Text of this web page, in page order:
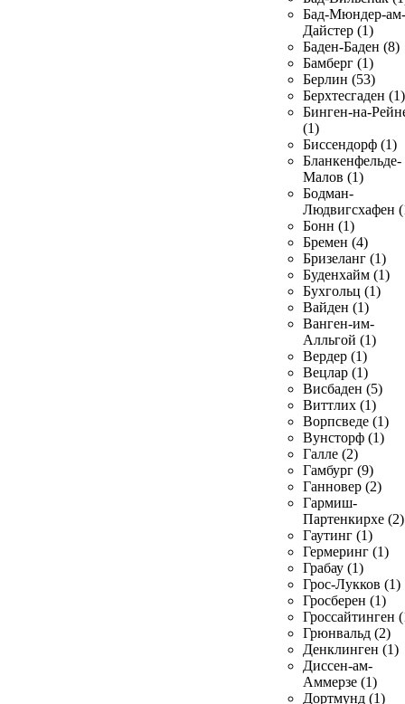
Бад-Мюндер-ам-
Дайстер (1)
Баден-Баден (8)
Бамберг (1)
Берлин (53)
Берхтесгаден (1)
Бинген-на-
(1)
Биссендорф (1)
Бланкенфельде-
Малов (1)
Бодман-
Людвигсхафен
Бонн (1)
Бремен (4)
Бризеланг (1)
Буденхайм (1)
Бухгольц (1)
Вайден (1)
Ванген-им-
Алльгой (1)
Вердер (1)
Вецлар (1)
Висбаден (5)
Виттлих (1)
Ворпсведе (1)
Вунсторф (1)
Галле (2)
Гамбург (9)
Ганновер (2)
Гармиш-
Партенкирхе (2)
Гаутинг (1)
Гермеринг (1)
Грабау (1)
Грос-Лукков (1)
Гросберен (1)
Гроссайтинген
Грюнвальд (2)
Денклинген (1)
Диссен-ам-
Аммерзе (1)
Дортмунд (1)